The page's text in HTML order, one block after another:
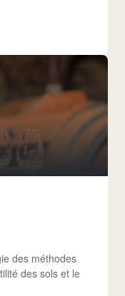
des méthodes
des sols et le